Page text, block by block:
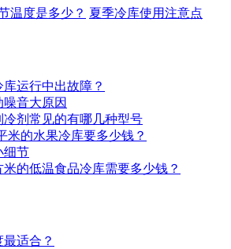
温度是多少？ 夏季冷库使用注意点
运行中出故障？
音大原因
剂常见的有哪几种型号
米的水果冷库要多少钱？
细节
的低温食品冷库需要多少钱？
适合？